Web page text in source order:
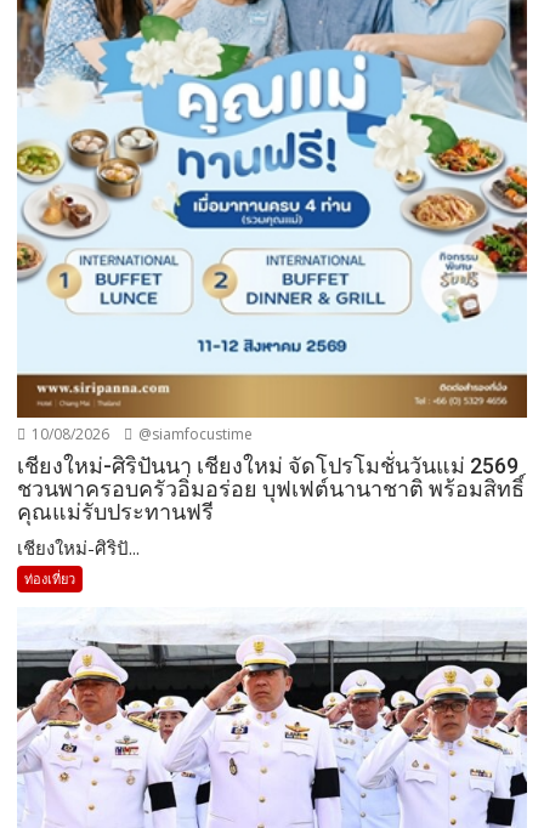
10/08/2026 @siamfocustime
เชียงใหม่-ศิริปันนา เชียงใหม่ จัดโปรโมชั่นวันแม่ 2569
ชวนพาครอบครัวอิ่มอร่อย บุฟเฟต์นานาชาติ พร้อมสิทธิ์
คุณแม่รับประทานฟรี
เชียงใหม่-ศิริปั...
ท่องเที่ยว